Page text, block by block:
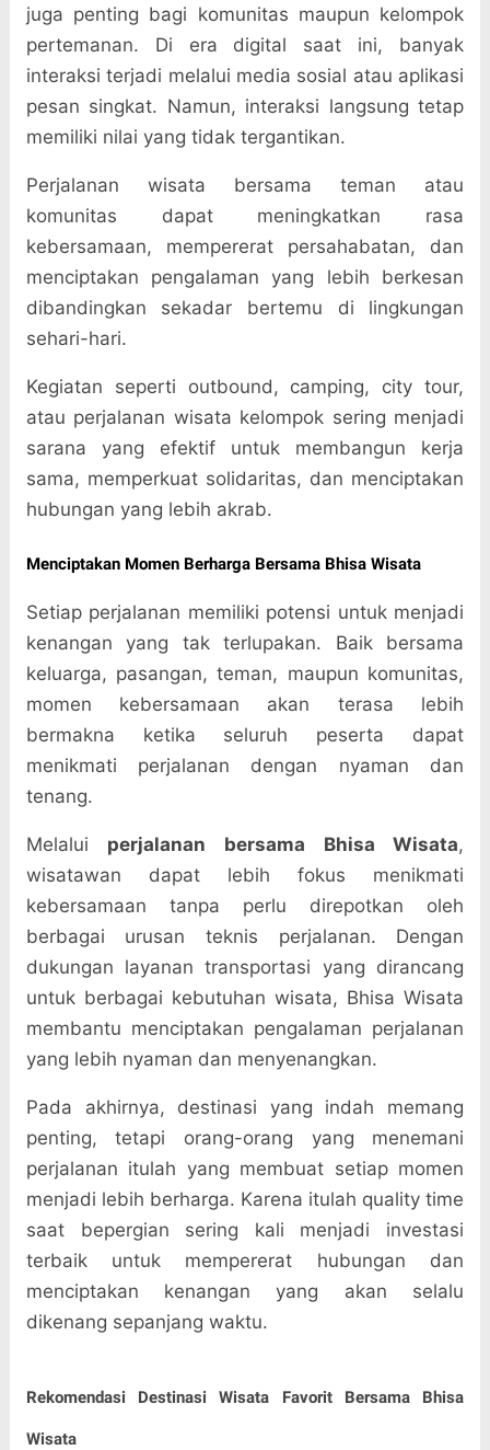
juga penting bagi komunitas maupun kelompok
pertemanan. Di era digital saat ini, banyak
interaksi terjadi melalui media sosial atau aplikasi
pesan singkat. Namun, interaksi langsung tetap
memiliki nilai yang tidak tergantikan.
Perjalanan wisata bersama teman atau
komunitas dapat meningkatkan rasa
kebersamaan, mempererat persahabatan, dan
menciptakan pengalaman yang lebih berkesan
dibandingkan sekadar bertemu di lingkungan
sehari-hari.
Kegiatan seperti outbound, camping, city tour,
atau perjalanan wisata kelompok sering menjadi
sarana yang efektif untuk membangun kerja
sama, memperkuat solidaritas, dan menciptakan
hubungan yang lebih akrab.
Menciptakan Momen Berharga Bersama Bhisa Wisata
Setiap perjalanan memiliki potensi untuk menjadi
kenangan yang tak terlupakan. Baik bersama
keluarga, pasangan, teman, maupun komunitas,
momen kebersamaan akan terasa lebih
bermakna ketika seluruh peserta dapat
menikmati perjalanan dengan nyaman dan
tenang.
Melalui perjalanan bersama Bhisa Wisata,
wisatawan dapat lebih fokus menikmati
kebersamaan tanpa perlu direpotkan oleh
berbagai urusan teknis perjalanan. Dengan
dukungan layanan transportasi yang dirancang
untuk berbagai kebutuhan wisata, Bhisa Wisata
membantu menciptakan pengalaman perjalanan
yang lebih nyaman dan menyenangkan.
Pada akhirnya, destinasi yang indah memang
penting, tetapi orang-orang yang menemani
perjalanan itulah yang membuat setiap momen
menjadi lebih berharga. Karena itulah quality time
saat bepergian sering kali menjadi investasi
terbaik untuk mempererat hubungan dan
menciptakan kenangan yang akan selalu
dikenang sepanjang waktu.
Rekomendasi Destinasi Wisata Favorit Bersama Bhisa
Wisata